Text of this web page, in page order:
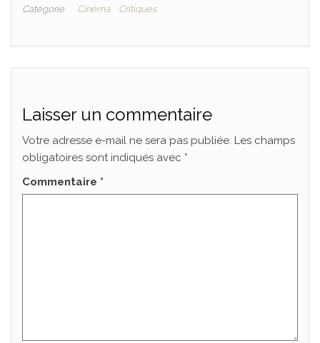
Catégorie Cinéma Critiques
Laisser un commentaire
Votre adresse e-mail ne sera pas publiée. Les champs
obligatoires sont indiqués avec *
Commentaire *